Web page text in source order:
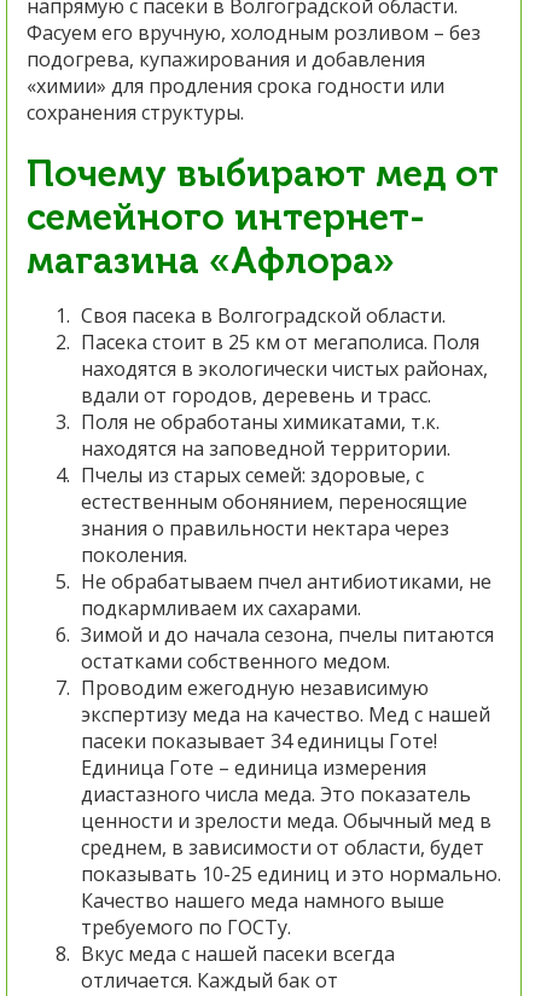
напрямую с пасеки в Волгоградской области.
Фасуем его вручную, холодным розливом – без
подогрева, купажирования и добавления
«химии» для продления срока годности или
сохранения структуры.
Почему выбирают мед от
семейного интернет-
магазина «Афлора»
Своя пасека в Волгоградской области.
Пасека стоит в 25 км от мегаполиса. Поля
находятся в экологически чистых районах,
вдали от городов, деревень и трасс.
Поля не обработаны химикатами, т.к.
находятся на заповедной территории.
Пчелы из старых семей: здоровые, с
естественным обонянием, переносящие
знания о правильности нектара через
поколения.
Не обрабатываем пчел антибиотиками, не
подкармливаем их сахарами.
Зимой и до начала сезона, пчелы питаются
остатками собственного медом.
Проводим ежегодную независимую
экспертизу меда на качество. Мед с нашей
пасеки показывает 34 единицы Готе!
Единица Готе – единица измерения
диастазного числа меда. Это показатель
ценности и зрелости меда. Обычный мед в
среднем, в зависимости от области, будет
показывать 10-25 единиц и это нормально.
Качество нашего меда намного выше
требуемого по ГОСТу.
Вкус меда с нашей пасеки всегда
отличается. Каждый бак от